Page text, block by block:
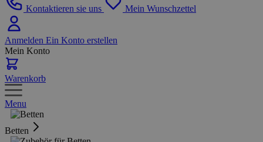
Kontaktieren sie uns Mein Wunschzettel
Anmelden Ein Konto erstellen
Mein Konto
Warenkorb
Menu
Betten